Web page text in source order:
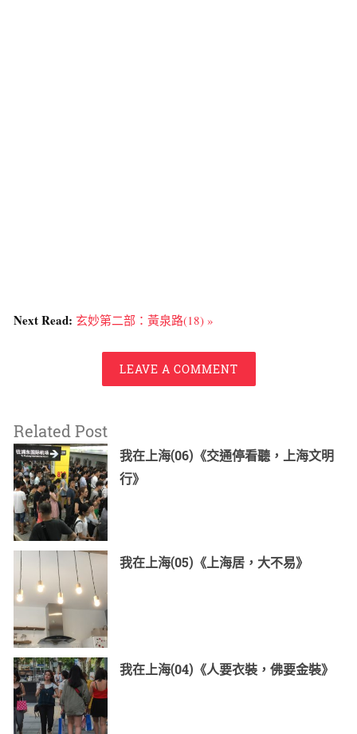
Next Read: 玄妙第二部：黃泉路(18) »
LEAVE A COMMENT
Related Post
我在上海(06)《交通停看聽，上海文明
行》
我在上海(05)《上海居，大不易》
我在上海(04)《人要衣裝，佛要金裝》